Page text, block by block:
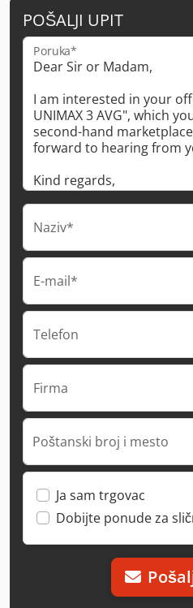
POŠALJI UPIT
Poruka*
Naziv*
E-mail*
Telefon
Firma
Poštanski broj i mesto
Ja sam trgovac
Dobijte ponude za